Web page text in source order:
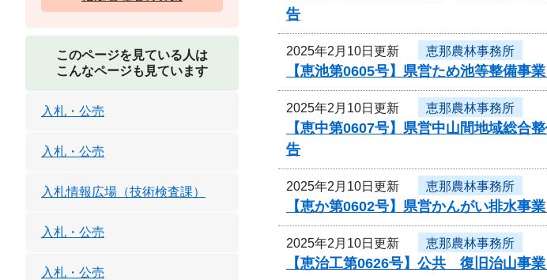
告
2025年2月10日更新 恵那農林事務所
【恵池第0605号】県営ため池等整備
2025年2月10日更新 恵那農林事務所
【恵中第0607号】県営中山間地域総
告
2025年2月10日更新 恵那農林事務所
【恵か第0602号】県営かんがい排水
2025年2月10日更新 恵那農林事務所
【恵治工第0626号】公共 復旧治山事
このページを見ている人は
こんなページも見ています
入札・公売
入札・公売
入札情報広場（技術検査課）
入札・公売
入札・公売